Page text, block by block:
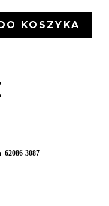
KOSZYKA
3087